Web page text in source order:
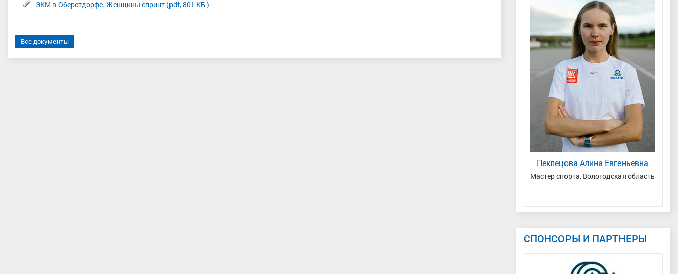
ЭКМ в Оберстдорфе. Женщины спринт (pdf, 801 КБ )
Все документы
Пеклецова Алина Евгеньевна
Мастер спорта, Вологодская область
СПОНСОРЫ И ПАРТНЕРЫ